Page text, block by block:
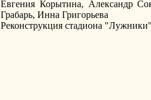
Евгения Корытина, Александр
Грабарь, Инна Григорьева
Реконструкция стадиона "Лужники"